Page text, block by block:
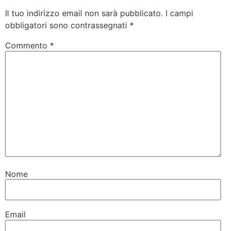
Il tuo indirizzo email non sarà pubblicato. I campi
obbligatori sono contrassegnati *
Commento *
Nome
Email